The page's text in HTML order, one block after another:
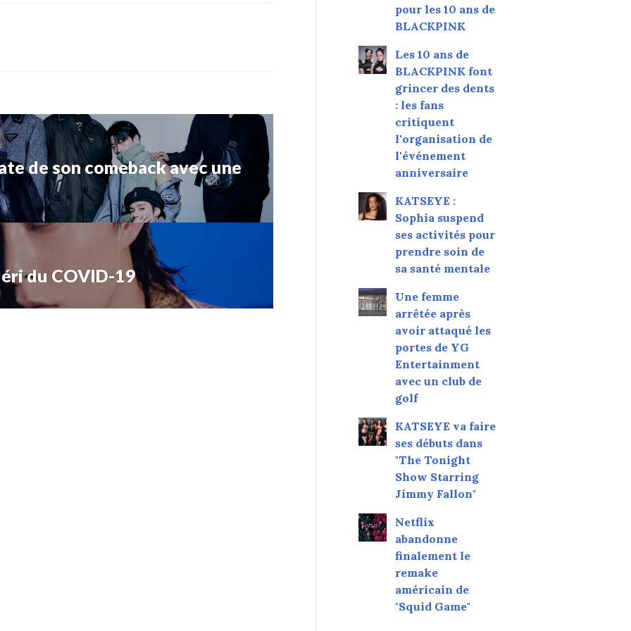
de son comeback avec une
du COVID-19
pour les 10 ans de
BLACKPINK
Les 10 ans de
BLACKPINK font
grincer des dents
: les fans
critiquent
l'organisation de
l'événement
anniversaire
KATSEYE :
Sophia suspend
ses activités pour
prendre soin de
sa santé mentale
Une femme
arrêtée après
avoir attaqué les
portes de YG
Entertainment
avec un club de
golf
KATSEYE va faire
ses débuts dans
"The Tonight
Show Starring
Jimmy Fallon"
Netflix
abandonne
finalement le
remake
américain de
"Squid Game"